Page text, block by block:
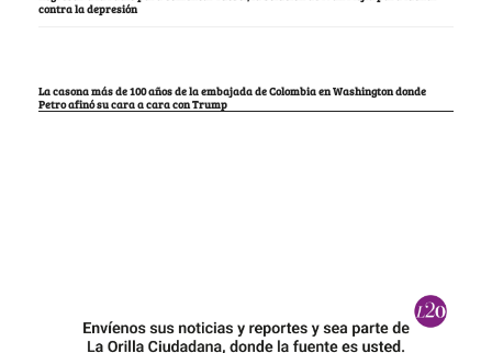
contra la depresión
La casona más de 100 años de la embajada de Colombia en Washington donde
Petro afinó su cara a cara con Trump